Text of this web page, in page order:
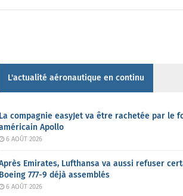
L'actualité aéronautique en continu
La compagnie easyJet va être rachetée par le
Apollo
6 AOÛT 2026
Emirates, Lufthansa va aussi refuser
Boeing 777-9 déjà assemblés
6 AOÛT 2026